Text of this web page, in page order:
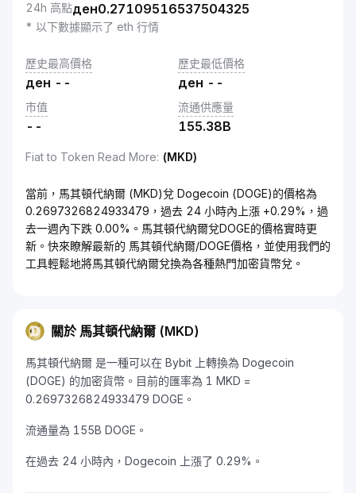
24h 高點ден0.27109516537504325
* 以下數據顯示了 eth 行情
歷史最高價格
ден --
歷史最低價格
ден --
市值
--
流通供應量
155.38B
Fiat to Token Read More: (MKD)
當前，馬其頓代納爾 (MKD)兌 Dogecoin (DOGE)的價格為
0.2697326824933479，過去 24 小時內上漲 +0.29%，過
去一週內下跌 0.00%。馬其頓代納爾兌DOGE的價格實時更
新。快來瞭解最新的 馬其頓代納爾/DOGE價格，並使用我們的
工具輕鬆地將馬其頓代納爾兌換為各種熱門加密貨幣兌。
關於 馬其頓代納爾 (MKD)
馬其頓代納爾 是一種可以在 Bybit 上轉換為 Dogecoin
(DOGE) 的加密貨幣。目前的匯率為 1 MKD =
0.2697326824933479 DOGE。
流通量為 155B DOGE。
在過去 24 小時內，Dogecoin 上漲了 0.29%。